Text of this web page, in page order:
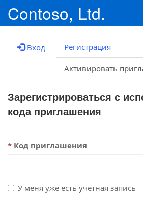
Contoso, Ltd.
Вход Регистрация
Активировать
Зарегистрироваться с
кода приглашения
Код приглашения
У меня уже есть учетная запись